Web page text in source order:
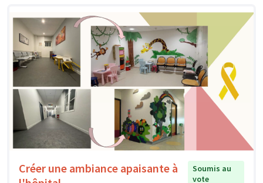
Créer une ambiance apaisante à
Soumis au
vote